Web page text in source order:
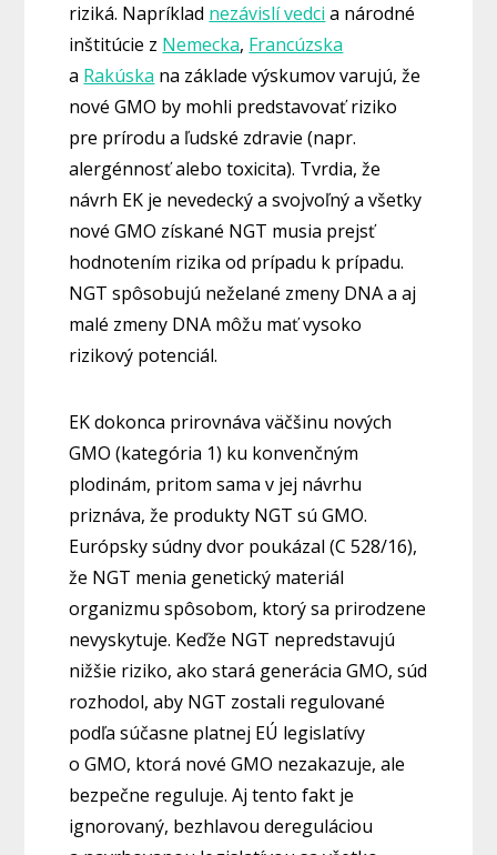
riziká. Napríklad nezávislí vedci a národné
inštitúcie z Nemecka, Francúzska
a Rakúska na základe výskumov varujú, že
nové GMO by mohli predstavovať riziko
pre prírodu a ľudské zdravie (napr.
alergénnosť alebo toxicita). Tvrdia, že
návrh EK je nevedecký a svojvoľný a všetky
nové GMO získané NGT musia prejsť
hodnotením rizika od prípadu k prípadu.
NGT spôsobujú neželané zmeny DNA a aj
malé zmeny DNA môžu mať vysoko
rizikový potenciál.
EK dokonca prirovnáva väčšinu nových
GMO (kategória 1) ku konvenčným
plodinám, pritom sama v jej návrhu
priznáva, že produkty NGT sú GMO.
Európsky súdny dvor poukázal (C 528/16),
že NGT menia genetický materiál
organizmu spôsobom, ktorý sa prirodzene
nevyskytuje. Keďže NGT nepredstavujú
nižšie riziko, ako stará generácia GMO, súd
rozhodol, aby NGT zostali regulované
podľa súčasne platnej EÚ legislatívy
o GMO, ktorá nové GMO nezakazuje, ale
bezpečne reguluje. Aj tento fakt je
ignorovaný, bezhlavou dereguláciou